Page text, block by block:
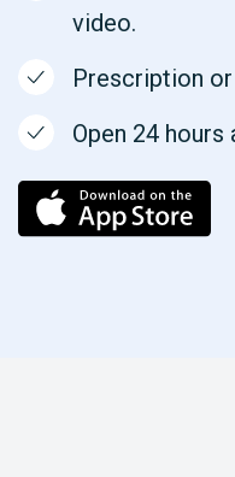
video.
Prescription
Open 24 hours